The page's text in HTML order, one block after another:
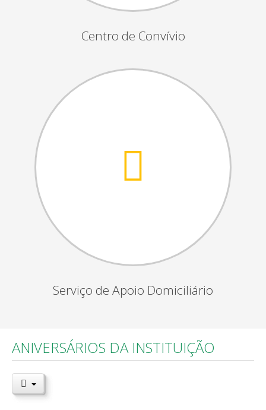
Centro de Convívio
Serviço de Apoio Domiciliário
ANIVERSÁRIOS DA INSTITUIÇÃO